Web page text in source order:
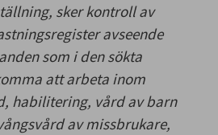
sker kontroll av
avseende
som i den sökta
att arbeta inom
habilitering, vård av barn
av missbrukare,